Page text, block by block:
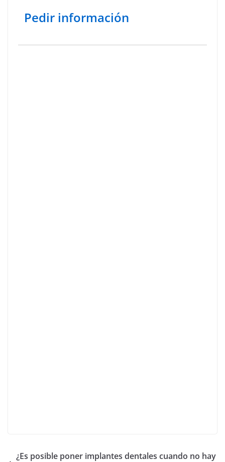
Pedir información
¿Es posible poner implantes dentales cuando no hay